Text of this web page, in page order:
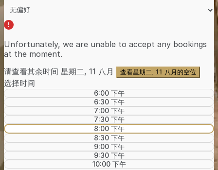
Unfortunately, we are unable to accept any bookings
at the moment.
请查看其余时间 星期二, 11 八月 查看星期二, 11 八月的空位
选择时间
6:00 下午
6:30 下午
7:00 下午
7:30 下午
8:00 下午
8:30 下午
9:00 下午
9:30 下午
10:00 下午